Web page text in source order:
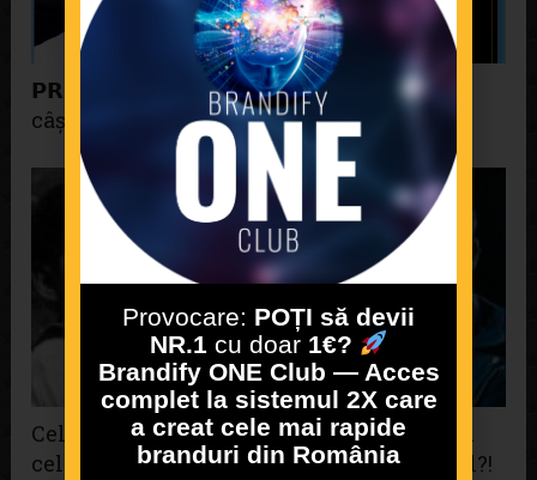
𝗣𝗥𝗢𝗗𝗨𝗦/𝗔𝗙𝗔𝗖𝗘𝗥𝗘 𝘃𝘀 𝗕𝗥𝗔𝗡𝗗. Care
câștigă pe termen lung?
Cel mai mare dușman al brandului este și
cel mai mare aliat al său! Cum este posibil?!
Provocare: POȚI să devii
NR.1cu doar 1€?
Brandify ONE Club — Acces
complet la sistemul 2X care
a creat cele mai rapide
branduri din România